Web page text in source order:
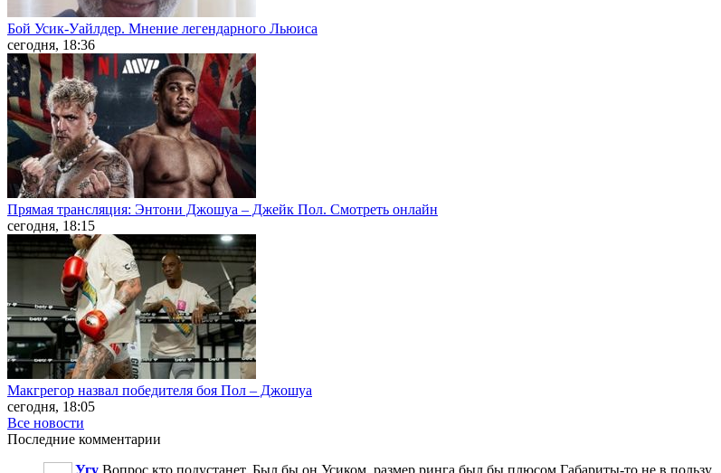
Бой Усик-Уайлдер. Мнение легендарного Льюиса
сегодня, 18:36
Прямая трансляция: Энтони Джошуа – Джейк Пол. Смотреть онлайн
сегодня, 18:15
Макгрегор назвал победителя боя Пол – Джошуа
сегодня, 18:05
Все новости
Последние комментарии
Угу Вопрос кто подустанет. Был бы он Усиком, размер ринга был бы плюсом Габариты-то не в пользу...